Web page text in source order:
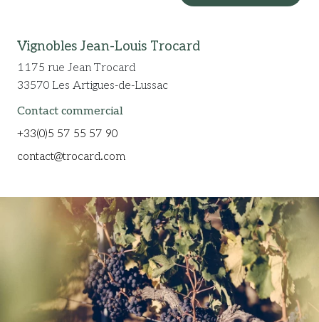
Vignobles Jean-Louis Trocard
1175 rue Jean Trocard
33570 Les Artigues-de-Lussac
Contact commercial
+33(0)5 57 55 57 90
contact@trocard.com